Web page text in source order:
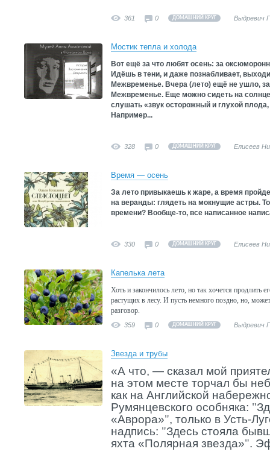
361 0 ДОМАШНИЙ КРУГ Выдревич
Мостик тепла и холода
Вот ещё за что любят осень: за
Идёшь в тени, и даже познабливает,
Межвременье. Вчера (лето) ещё не ушло,
Межвременье. Еще можно сидеть на
слушать «звук осторожный и глухой
Например...
328 0 ДОМАШНИЙ КРУГ Елисеев
Время — осень
За лето привыкаешь к жаре, а время
на веранды: глядеть на мокнущие астры.
времени? Вообще-то, все написанное
330 0 ДОМАШНИЙ КРУГ Елисеев
Капелька лета
Хоть и закончилось лето, но так хочется
растущих в лесу. И пусть немного поздно, но,
разговор.
359 0 ДОМАШНИЙ КРУГ Выдревич
Звезда и трубы
«А что, — сказал мой
на этом месте торчал бы
как на Английской
Румянцевского особняка: "
«Аврора»", только в Усть-
надпись: "Здесь стояла
яхта «Полярная звезда»".